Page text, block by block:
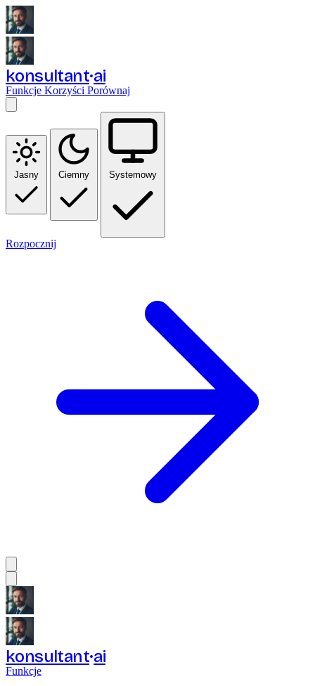
konsultant ai
Funkcje Korzyści Porównaj
Jasny Ciemny Systemowy
Rozpocznij
konsultant ai
Funkcje